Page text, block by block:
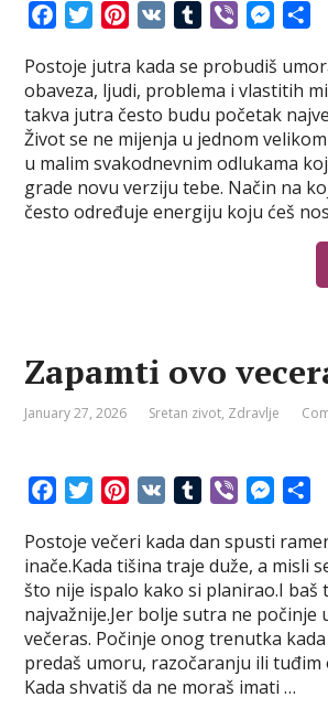
c
e
b
o
o
k
T
i
t
t
e
r
n
t
e
r
e
s
m
b
l
r
b
e
r
M
s
s
e
n
g
e
a
r
e
Postoje jutra kada se probudiš
obaveza, ljudi, problema i vlastitih
takva jutra često budu početak
Život se ne mijenja u jednom
u malim svakodnevnim odlukama
grade novu verziju tebe. Način na
često određuje energiju koju ćeš
Zapamti ovo
January 27, 2026 Sretan zivot, Zdravlje
c
e
b
o
o
k
T
i
t
t
e
r
n
t
e
r
e
s
m
b
r
b
e
r
M
s
s
e
n
g
e
a
r
e
Postoje večeri kada dan spusti
inače.Kada tišina traje duže, a misli
što nije ispalo kako si planirao.I baš
najvažnije.Jer bolje sutra ne počinje
večeras. Počinje onog trenutka
predaš umoru, razočaranju ili tuđim
Kada shvatiš da ne moraš imati …